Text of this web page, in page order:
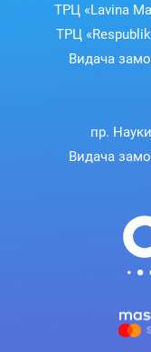
ТРЦ «Lavina
ТРЦ
Видача
пр.
Видача